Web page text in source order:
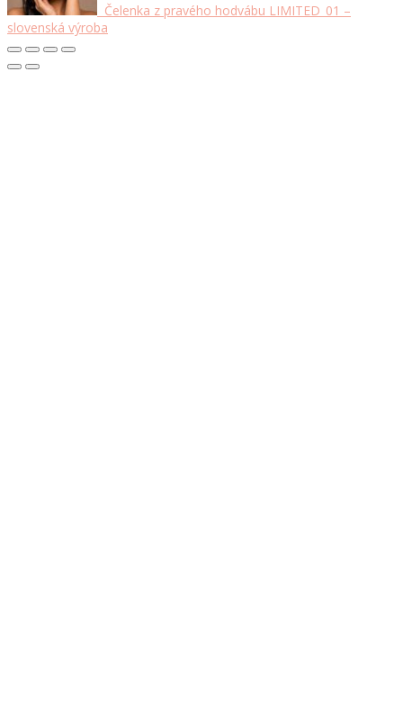
Čelenka z pravého hodvábu LIMITED_01 –
slovenská výroba